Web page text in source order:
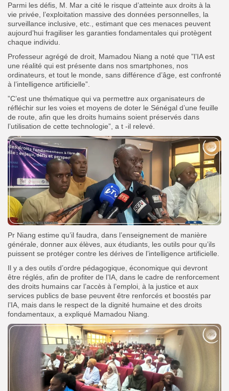
Parmi les défis, M. Mar a cité le risque d’atteinte aux droits à la
vie privée, l’exploitation massive des données personnelles, la
surveillance inclusive, etc., estimant que ces menaces peuvent
aujourd’hui fragiliser les garanties fondamentales qui protègent
chaque individu.
Professeur agrégé de droit, Mamadou Niang a noté que ”l’IA est
une réalité qui est présente dans nos smartphones, nos
ordinateurs, et tout le monde, sans différence d’âge, est confronté
à l’intelligence artificielle”.
”C’est une thématique qui va permettre aux organisateurs de
réfléchir sur les voies et moyens de doter le Sénégal d’une feuille
de route, afin que les droits humains soient préservés dans
l’utilisation de cette technologie”, a t -il relevé.
Pr Niang estime qu’il faudra, dans l’enseignement de manière
générale, donner aux élèves, aux étudiants, les outils pour qu’ils
puissent se protéger contre les dérives de l’intelligence artificielle.
Il y a des outils d’ordre pédagogique, économique qui devront
être réglés, afin de profiter de l’IA, dans le cadre de renforcement
des droits humains car l’accès à l’emploi, à la justice et aux
services publics de base peuvent être renforcés et boostés par
l’IA, mais dans le respect de la dignité humaine et des droits
fondamentaux, a expliqué Mamadou Niang.